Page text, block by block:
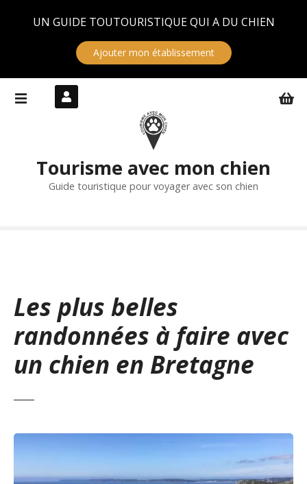
UN GUIDE TOUTOURISTIQUE QUI A DU CHIEN
Ajouter mon établissement
Tourisme avec mon chien
Guide touristique pour voyager avec son chien
Les plus belles
randonnées à faire avec
un chien en Bretagne